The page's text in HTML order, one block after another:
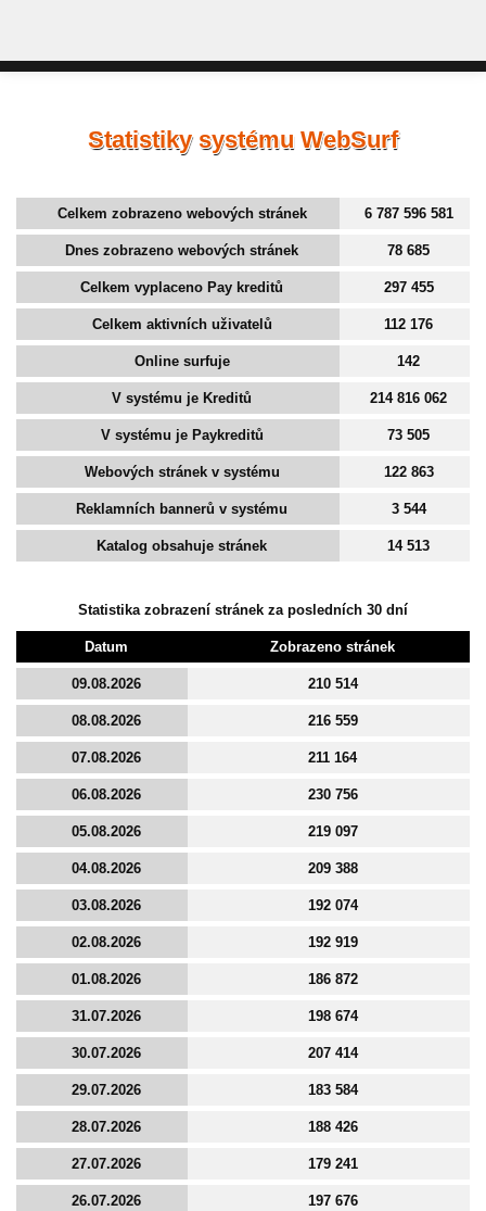
Statistiky systému WebSurf
Celkem zobrazeno webových stránek 6 787 596 581
Dnes zobrazeno webových stránek 78 685
Celkem vyplaceno Pay kreditů 297 455
Celkem aktivních uživatelů 112 176
Online surfuje 142
V systému je Kreditů 214 816 062
V systému je Paykreditů 73 505
Webových stránek v systému 122 863
Reklamních bannerů v systému 3 544
Katalog obsahuje stránek 14 513
Statistika zobrazení stránek za posledních 30 dní
Datum Zobrazeno stránek
09.08.2026 210 514
08.08.2026 216 559
07.08.2026 211 164
06.08.2026 230 756
05.08.2026 219 097
04.08.2026 209 388
03.08.2026 192 074
02.08.2026 192 919
01.08.2026 186 872
31.07.2026 198 674
30.07.2026 207 414
29.07.2026 183 584
28.07.2026 188 426
27.07.2026 179 241
26.07.2026 197 676